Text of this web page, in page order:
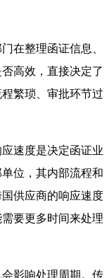
在整理函证信息、
高效，直接决定了
繁琐、审批环节过
速度是决定函证业
位，其内部流程和
供应商的响应速度
要更多时间来处理
影响处理周期。传